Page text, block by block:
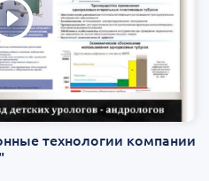
технологии компании